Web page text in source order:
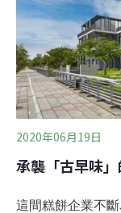
對外，其餘出席
2020年06月19日
承襲「古早味
這間糕餅企業不